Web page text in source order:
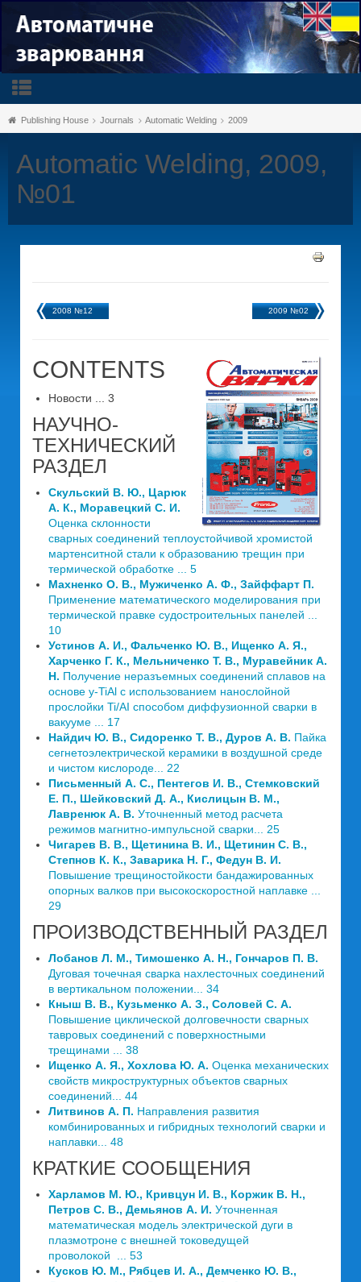
Publishing House Journals Automatic Welding 2009
Automatic Welding, 2009,
№01
2008 №12 2009 №02
CONTENTS
Новости ... 3
НАУЧНО-
ТЕХНИЧЕСКИЙ
РАЗДЕЛ
Скульский В. Ю., Царюк
А. К., Моравецкий С. И.
Оценка склонности
сварных соединений теплоустойчивой хромистой
мартенситной стали к образованию трещин при
термической обработке ... 5
Махненко О. В., Мужиченко А. Ф., Зайффарт П.
Применение математического моделирования при
термической правке судостроительных панелей ...
10
Устинов А. И., Фальченко Ю. В., Ищенко А. Я.,
Харченко Г. К., Мельниченко Т. В., Муравейник А.
Н. Получение неразъемных соединений сплавов на
основе y-TiAl с использованием нанослойной
прослойки Ti/AI способом диффузионной сварки в
вакууме ... 17
Найдич Ю. В., Сидоренко Т. В., Дуров А. В. Пайка
сегнетоэлектрической керамики в воздушной среде
и чистом кислороде... 22
Письменный А. С., Пентегов И. В., Стемковский
Е. П., Шейковский Д. А., Кислицын В. М.,
Лавренюк А. В. Уточненный метод расчета
режимов магнитно-импульсной сварки... 25
Чигарев В. В., Щетинина В. И., Щетинин С. В.,
Степнов К. К., Заварика Н. Г., Федун В. И.
Повышение трещиностойкости бандажированных
опорных валков при высокоскоростной наплавке ...
29
ПРОИЗВОДСТВЕННЫЙ РАЗДЕЛ
Лобанов Л. М., Тимошенко А. Н., Гончаров П. В.
Дуговая точечная сварка нахлесточных соединений
в вертикальном положении... 34
Кныш В. В., Кузьменко А. З., Соловей С. А.
Повышение циклической долговечности сварных
тавровых соединений с поверхностными
трещинами ... 38
Ищенко А. Я., Хохлова Ю. А. Оценка механических
свойств микроструктурных объектов сварных
соединений... 44
Литвинов А. П. Направления развития
комбинированных и гибридных технологий сварки и
наплавки... 48
КРАТКИЕ СООБЩЕНИЯ
Харламов М. Ю., Кривцун И. В., Коржик В. Н.,
Петров С. В., Демьянов А. И. Уточненная
математическая модель электрической дуги в
плазмотроне с внешней токоведущей
проволокой ... 53
Кусков Ю. М., Рябцев И. А., Демченко Ю. В.,